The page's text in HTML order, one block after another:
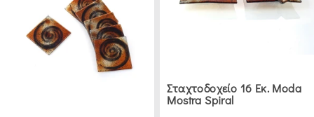
Σταχτοδοχείο 16 Εκ. Moda
Mostra Spiral